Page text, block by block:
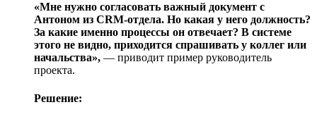
«Мне нужно согласовать важный документ с
Антоном из CRM-отдела. Но какая у него должность?
За какие именно процессы он отвечает? В системе
этого не видно, приходится спрашивать у коллег или
начальства», — приводит пример руководитель
проекта.
Решение: